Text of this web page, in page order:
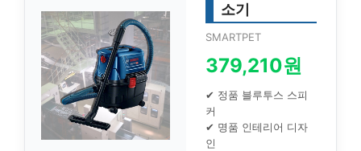
소기
SMARTPET
379,210원
✔ 정품 블루투스 스피
커
✔ 명품 인테리어 디자
인